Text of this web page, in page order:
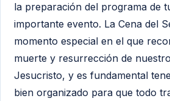
la preparación del programa de
importante evento. La Cena del
momento especial en el que
muerte y resurrección de
Jesucristo, y es fundamental
bien organizado para que todo